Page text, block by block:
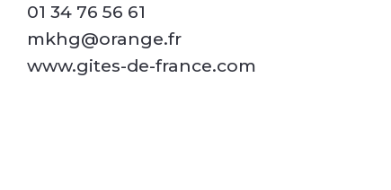
01 34 76 56 61
mkhg@orange.fr
www.gites-de-france.com